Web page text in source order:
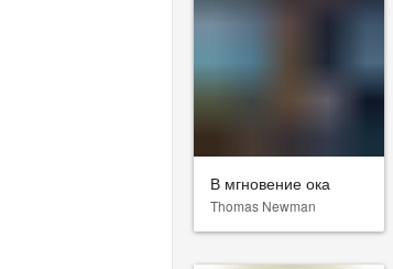
В мгновение ока
Thomas Newman